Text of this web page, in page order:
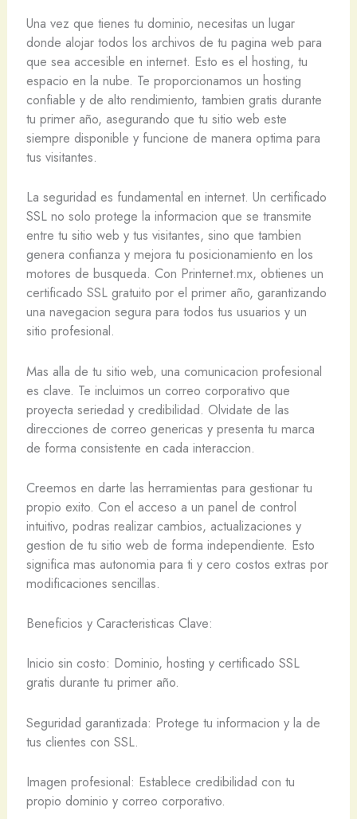
Una vez que tienes tu dominio, necesitas un lugar
donde alojar todos los archivos de tu pagina web para
que sea accesible en internet. Esto es el hosting, tu
espacio en la nube. Te proporcionamos un hosting
confiable y de alto rendimiento, tambien gratis durante
tu primer año, asegurando que tu sitio web este
siempre disponible y funcione de manera optima para
tus visitantes.
La seguridad es fundamental en internet. Un certificado
SSL no solo protege la informacion que se transmite
entre tu sitio web y tus visitantes, sino que tambien
genera confianza y mejora tu posicionamiento en los
motores de busqueda. Con Printernet.mx, obtienes un
certificado SSL gratuito por el primer año, garantizando
una navegacion segura para todos tus usuarios y un
sitio profesional.
Mas alla de tu sitio web, una comunicacion profesional
es clave. Te incluimos un correo corporativo que
proyecta seriedad y credibilidad. Olvidate de las
direcciones de correo genericas y presenta tu marca
de forma consistente en cada interaccion.
Creemos en darte las herramientas para gestionar tu
propio exito. Con el acceso a un panel de control
intuitivo, podras realizar cambios, actualizaciones y
gestion de tu sitio web de forma independiente. Esto
significa mas autonomia para ti y cero costos extras por
modificaciones sencillas.
Beneficios y Caracteristicas Clave:
Inicio sin costo: Dominio, hosting y certificado SSL
gratis durante tu primer año.
Seguridad garantizada: Protege tu informacion y la de
tus clientes con SSL.
Imagen profesional: Establece credibilidad con tu
propio dominio y correo corporativo.